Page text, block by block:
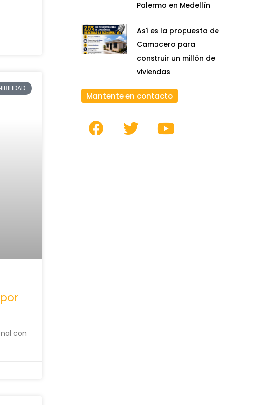
con
Palermo en Medellín
Así es la propuesta de
Camacero para
construir un millón de
viviendas
Mantente en contacto